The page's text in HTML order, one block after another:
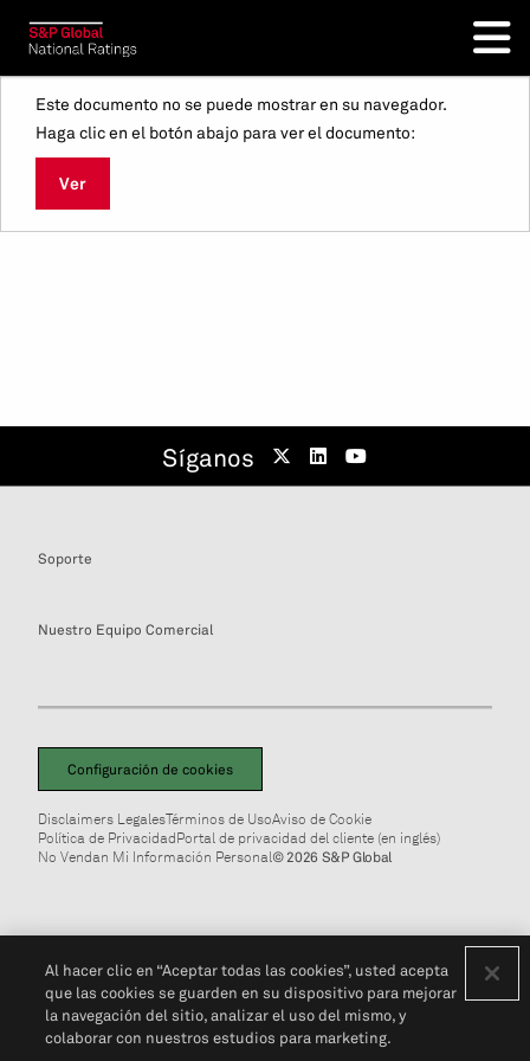
Este documento no se puede mostrar en su navegador.
Haga clic en el botón abajo para ver el documento:
Ver
Síganos
Soporte
Nuestro Equipo Comercial
Configuración de cookies
Disclaimers LegalesTérminos de UsoAviso de Cookie
Política de PrivacidadPortal de privacidad del cliente (en inglés)
No Vendan Mi Información Personal© 2026 S&P Global
Al hacer clic en “Aceptar todas las cookies”, usted acepta
que las cookies se guarden en su dispositivo para mejorar
la navegación del sitio, analizar el uso del mismo, y
colaborar con nuestros estudios para marketing.